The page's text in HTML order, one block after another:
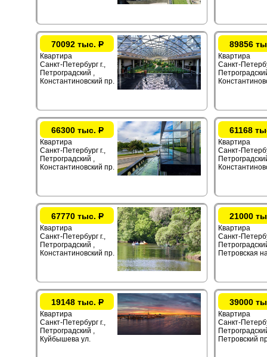
70092 тыс.Р
Квартира
Санкт-Петербург г.,
Петроградский ,
Константиновский пр.
89856
Квартира
Санкт-
66300 тыс.Р
Квартира
Санкт-Петербург г.,
Петроградский ,
Константиновский пр.
61168
Квартира
Санкт-
67770 тыс.Р
Квартира
Санкт-Петербург г.,
Петроградский ,
Константиновский пр.
21000
Квартира
Санкт-
Петровская
19148 тыс.Р
Квартира
Санкт-Петербург г.,
Петроградский ,
Куйбышева ул.
39000
Квартира
Санкт-
Петровский